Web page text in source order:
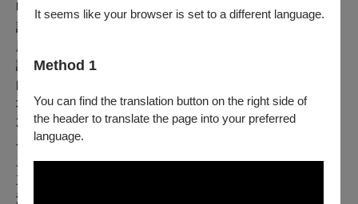
It seems like your browser is set to a different language.
Method 1
You can find the translation button on the right side of
the header to translate the page into your preferred
language.
明日和合製作所2017年在剝皮寮演出的《尚未指稱的對
話》，成功結合了募資計畫，將沉浸式劇場結合「密室逃
脫」，讓觀眾共同參與破解重重謎題關卡，在主軸的戲劇
設定下，完成拼貼真相的任務，讓觀眾共同參與成為劇中
的一部分。2019年的《半仙》，邀請宮廟乩身參演，在劇
場中請來濟公禪師，一邊搖扇喝酒，開放觀眾問事對飲。
2020年的《祖母悖論》作品以「兩天」為一單位，第一天
為演後座談，邀請了物理學家、諮商心理師與催眠師為特
別來賓，同時催眠觀眾，問觀眾在演出中看到了什麼，結
束後立刻將觀眾的反饋，熬夜編成劇本排練，第二天正式
演出，來製造穿越時空的假象。